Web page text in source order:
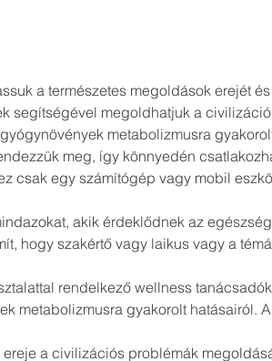
a természetes megoldások erejét
segítségével megoldhatjuk a
metabolizmusra
meg, így könnyedén
csak egy számítógép vagy mobil
akik érdeklődnek az
hogy szakértő vagy laikus vagy a
rendelkező wellness
metabolizmusra gyakorolt hatásairól.
a civilizációs problémák